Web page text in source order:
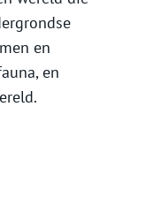
en
en